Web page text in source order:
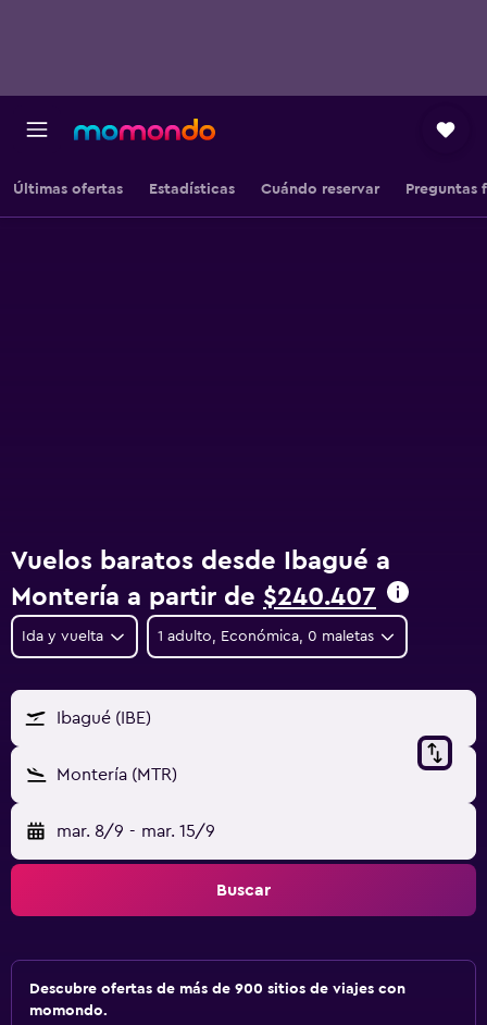
Últimas ofertas Estadísticas Cuándo reservar Preguntas
Vuelos baratos desde Ibagué a
Montería a partir de $240.407
Ida y vuelta 1 adulto, Económica, 0 maletas
Ibagué (IBE)
Montería (MTR)
mar. 8/9 - mar. 15/9
Buscar
Descubre ofertas de más de 900 sitios de viajes con
momondo.